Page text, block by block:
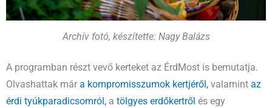
Archív fotó, készítette: Nagy Balázs
A programban részt vevő kerteket az ÉrdMost is bemutatja.
Olvashattak már a kompromisszumok kertjéről, valamint az
érdi tyúkparadicsomról, a tölgyes erdőkertről és egy